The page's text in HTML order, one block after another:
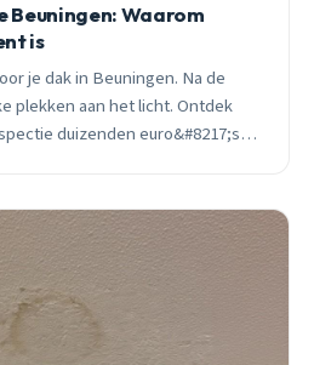
Beuningen: Waarom
is
je dak in Beuningen. Na de
plekken aan het licht. Ontdek
duizenden euro&#8217;s